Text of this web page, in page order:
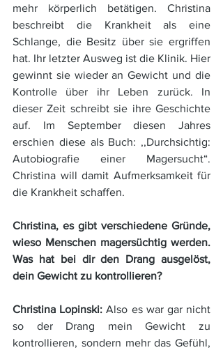
mehr körperlich betätigen. Christina
beschreibt die Krankheit als eine
Schlange, die Besitz über sie ergriffen
hat. Ihr letzter Ausweg ist die Klinik. Hier
gewinnt sie wieder an Gewicht und die
Kontrolle über ihr Leben zurück. In
dieser Zeit schreibt sie ihre Geschichte
auf. Im September diesen Jahres
erschien diese als Buch: ,,Durchsichtig:
Autobiografie einer Magersucht“.
Christina will damit Aufmerksamkeit für
die Krankheit schaffen.
Christina, es gibt verschiedene Gründe,
wieso Menschen magersüchtig werden.
Was hat bei dir den Drang ausgelöst,
dein Gewicht zu kontrollieren?
Christina Lopinski: Also es war gar nicht
so der Drang mein Gewicht zu
kontrollieren, sondern mehr das Gefühl,